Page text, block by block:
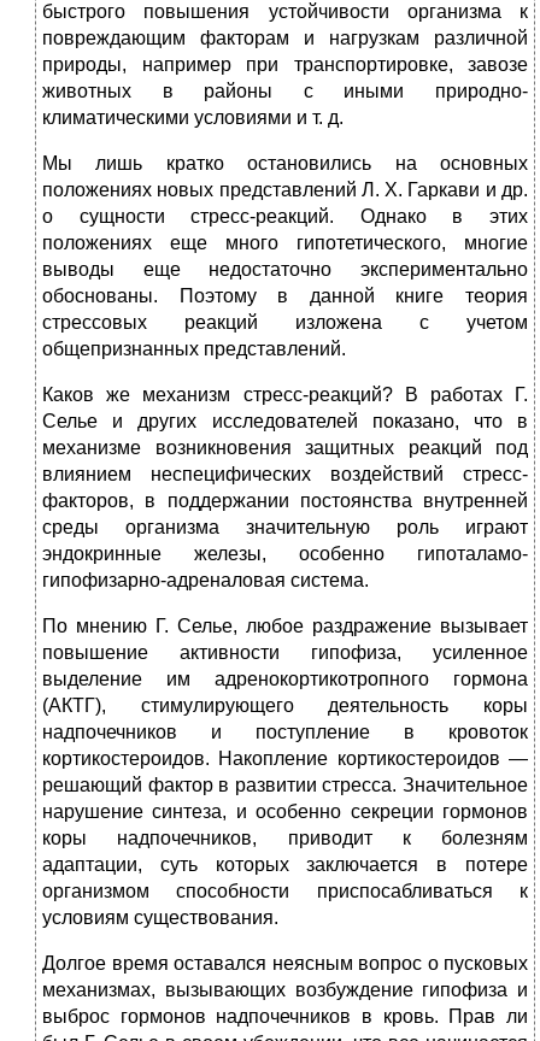
быстрого повышения устойчивости организма к
повреждающим факторам и нагрузкам различной
природы, например при транспортировке, завозе
животных в районы с иными природно-
климатическими условиями и т. д.
Мы лишь кратко остановились на основных
положениях новых представлений Л. X. Гаркави и др.
о сущности стресс-реакций. Однако в этих
положениях еще много гипотетического, многие
выводы еще недостаточно экспериментально
обоснованы. Поэтому в данной книге теория
стрессовых реакций изложена с учетом
общепризнанных представлений.
Каков же механизм стресс-реакций? В работах Г.
Селье и других исследователей показано, что в
механизме возникновения защитных реакций под
влиянием неспецифических воздействий стресс-
факторов, в поддержании постоянства внутренней
среды организма значительную роль играют
эндокринные железы, особенно гипоталамо-
гипофизарно-адреналовая система.
По мнению Г. Селье, любое раздражение вызывает
повышение активности гипофиза, усиленное
выделение им адренокортикотропного гормона
(АКТГ), стимулирующего деятельность коры
надпочечников и поступление в кровоток
кортикостероидов. Накопление кортикостероидов —
решающий фактор в развитии стресса. Значительное
нарушение синтеза, и особенно секреции гормонов
коры надпочечников, приводит к болезням
адаптации, суть которых заключается в потере
организмом способности приспосабливаться к
условиям существования.
Долгое время оставался неясным вопрос о пусковых
механизмах, вызывающих возбуждение гипофиза и
выброс гормонов надпочечников в кровь. Прав ли